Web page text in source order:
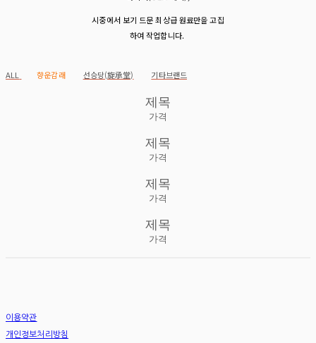
시중에서 보기 드문 최상급 원료만을 고집
하여 작업합니다.
ALL 향운감래 선승당(旋承堂) 기타브랜드
제목
가격
제목
가격
제목
가격
제목
가격
이용약관
개인정보처리방침